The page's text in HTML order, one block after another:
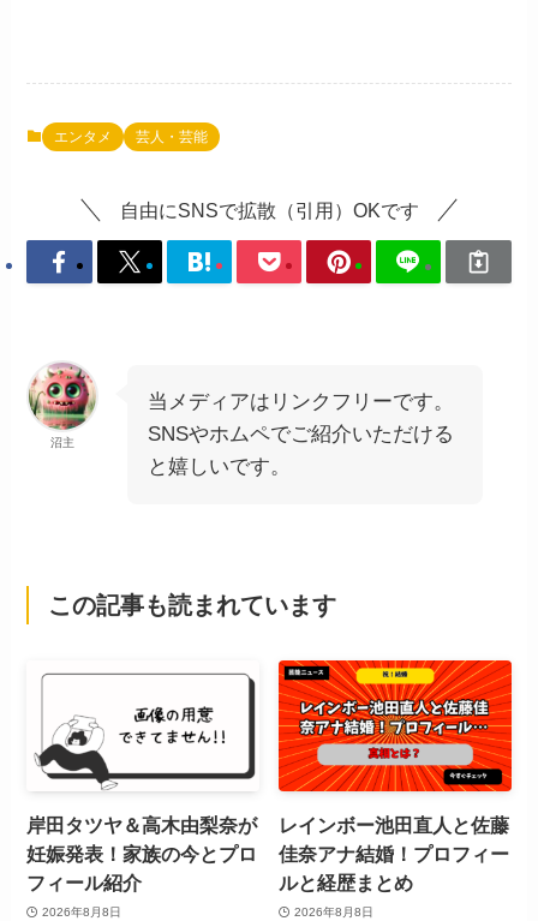
エンタメ 芸人・芸能
自由にSNSで拡散（引用）OKです
沼主
当メディアはリンクフリーです。
SNSやホムペでご紹介いただける
と嬉しいです。
この記事も読まれています
岸田タツヤ＆高木由梨奈が
妊娠発表！家族の今とプロ
フィール紹介
2026年8月8日
レインボー池田直人と佐藤
佳奈アナ結婚！プロフィー
ルと経歴まとめ
2026年8月8日